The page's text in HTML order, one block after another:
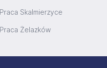
Praca Skalmierzyce
Praca Żelazków